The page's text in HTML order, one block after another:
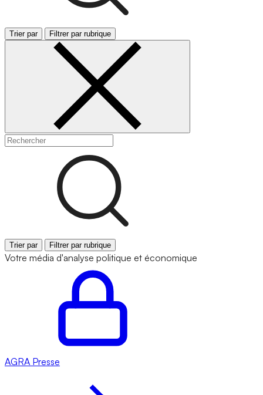
Trier par Filtrer par rubrique
Trier par Filtrer par rubrique
Votre média d'analyse politique et économique
AGRA Presse